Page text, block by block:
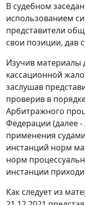
В судебном
использованием
представители
свои позиции, дав
Изучив материалы
кассационной
заслушав
проверив в
Арбитражного
Федерации (далее
применения
инстанций норм
норм
инстанции
Как следует из